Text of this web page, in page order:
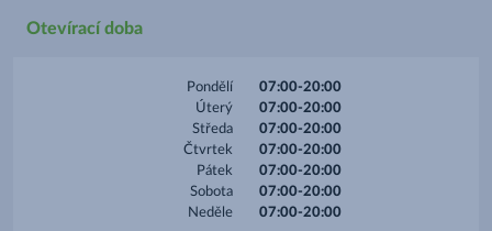
Otevírací doba
Pondělí
Úterý
Středa
Čtvrtek
Pátek
Sobota
Neděle
07:00-20:00
07:00-20:00
07:00-20:00
07:00-20:00
07:00-20:00
07:00-20:00
07:00-20:00